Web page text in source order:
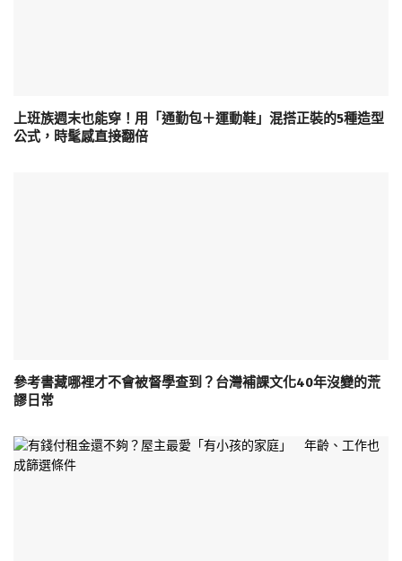
上班族週末也能穿！用「通勤包＋運動鞋」混搭正裝的5種造型
公式，時髦感直接翻倍
參考書藏哪裡才不會被督學查到？台灣補課文化40年沒變的荒
謬日常